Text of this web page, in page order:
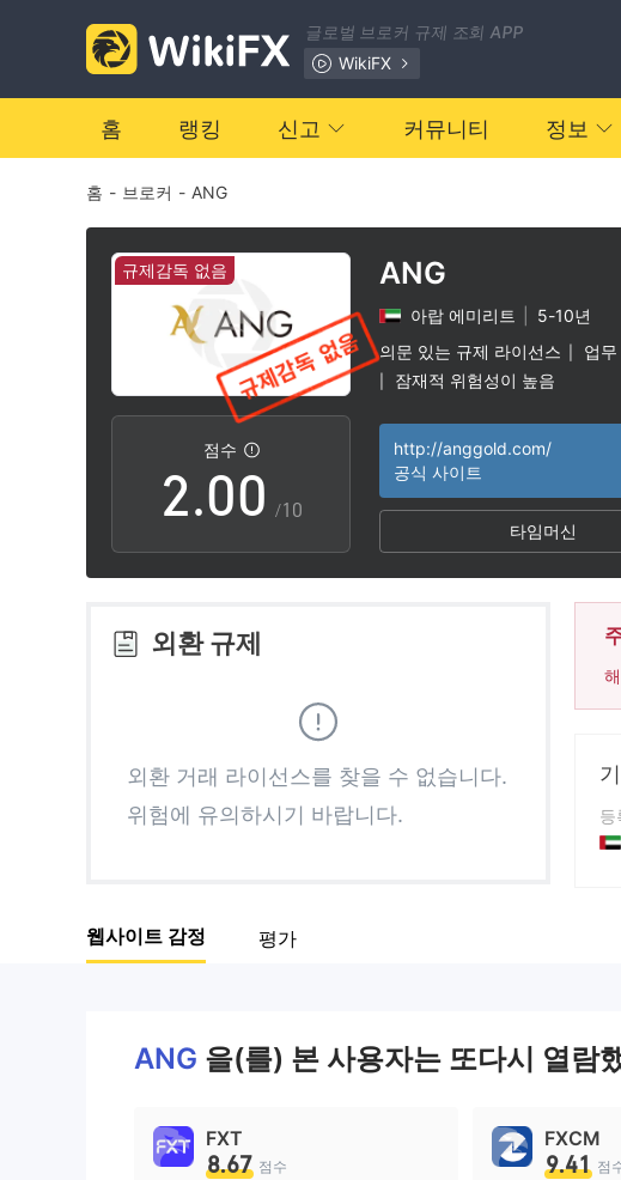
글로벌 브로커 규제 조회 APP
WikiFX
홈 랭킹 신고 커뮤니티 정보
홈 - 브로커 - ANG
규제감독 없음
점수
0
1
2
3
4
6
7
8
9
.0
1
2
4
5
7
8
9
0
1
2
4
5
8
9
/10
ANG
아랍 에미리트
5-10년
의문 있는 규제 라이선스
업
잠재적 위험성이 높음
http://anggold.com/
공식 사이트
타임머신
외환 규제
외환 거래 라이선스를 찾을 수 없습니다.
위험에 유의하시기 바랍니다.
등
웹사이트 감정 평가
ANG 을(를) 본 사용자는 또다시 열람
FXT
8.67 점수
FXCM
9.41 점